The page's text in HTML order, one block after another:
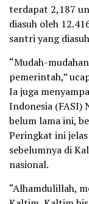
terdapat 2,187
diasuh oleh
santri yang
“Mudah-
pemerintah,”
Ia juga
Indonesia (FASI)
belum lama ini,
Peringkat ini
sebelumnya di
nasional.
“Alhamdulillah,